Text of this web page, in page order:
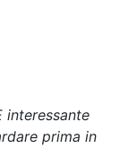
interessante
prima in